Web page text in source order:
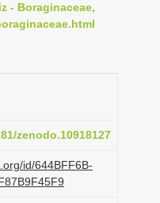
- Boraginaceae,
zenodo.10918127
id/644BFF6B-